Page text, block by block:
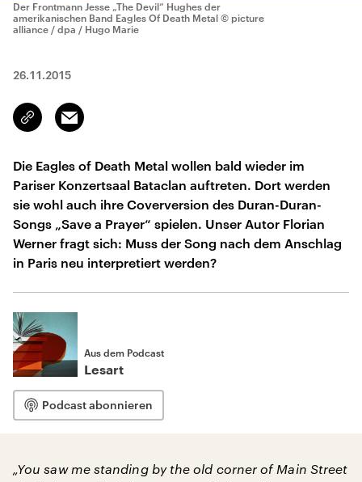
Der Frontmann Jesse „The Devil“ Hughes der
amerikanischen Band Eagles Of Death Metal © picture
alliance / dpa / Hugo Marie
26.11.2015
Link
kopieren/teilen
Email
Die Eagles of Death Metal wollen bald wieder im
Pariser Konzertsaal Bataclan auftreten. Dort werden
sie wohl auch ihre Coverversion des Duran-Duran-
Songs „Save a Prayer“ spielen. Unser Autor Florian
Werner fragt sich: Muss der Song nach dem Anschlag
in Paris neu interpretiert werden?
Aus dem Podcast
Lesart
Podcast abonnieren
„You saw me standing by the old corner of Main Street